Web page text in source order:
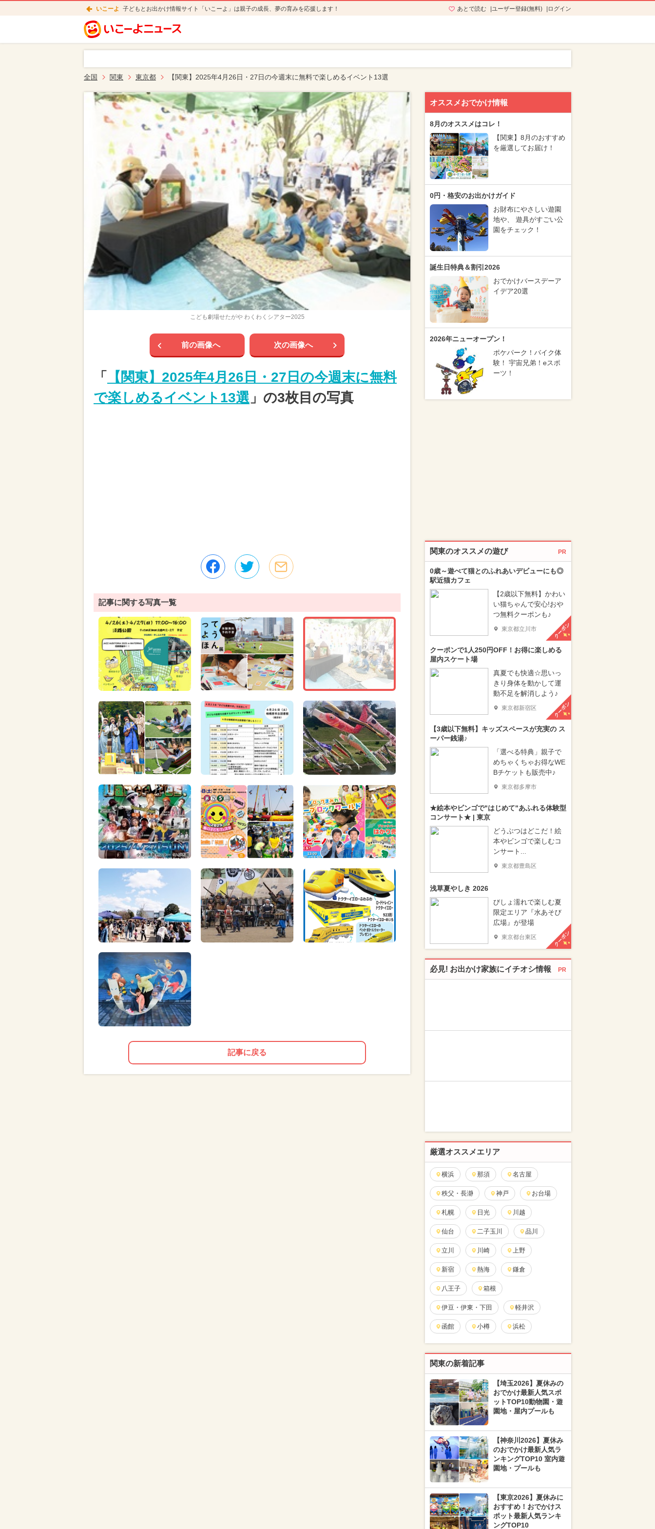
いこーよ 子どもとお出かけ情報サイト「いこーよ」は親子の成長、夢の育みを応援します！ あとで読む ユーザー登録(無料) ログイン
全国 関東 東京都 【関東】2025年4月26日・27日の今週末に無料で楽しめるイベント13選
こども劇場せたがや わくわくシアター2025
前の画像へ 次の画像へ
「
【関東】2025年4月26日・27日の今週末に無料
で楽しめるイベント13選 」の3枚目の写真
記事に関する写真一覧
記事に戻る
オススメおでかけ情報
8月のオススメはコレ！
【関東】8月のおすすめ
を厳選してお届け！
0円・格安のお出かけガイド
お財布にやさしい遊園
地や、 遊具がすごい公
園をチェック！
誕生日特典＆割引2026
おでかけバースデーア
イデア20選
2026年ニューオープン！
ポケパーク！バイク体
験！ 宇宙兄弟！eスポ
ーツ！
関東のオススメの遊び PR
0歳～遊べて猫とのふれあいデビューにも◎
駅近猫カフェ
【2歳以下無料】かわい
い猫ちゃんで安心!おや
つ無料クーポンも♪
東京都立川市 クーポン
クーポンで1人250円OFF！お得に楽しめる
屋内スケート場
真夏でも快適☆思いっ
きり身体を動かして運
動不足を解消しよう♪
東京都新宿区 クーポン
【3歳以下無料】キッズスペースが充実の ス
ーパー銭湯♪
「選べる特典」親子で
めちゃくちゃお得なWE
Bチケットも販売中♪
東京都多摩市
★絵本やビンゴで"はじめて"あふれる体験型
コンサート★ | 東京
どうぶつはどこだ！絵
本やビンゴで楽しむコ
ンサート...
東京都豊島区
浅草夏やしき 2026
びしょ濡れで楽しむ夏
限定エリア『水あそび
広場』が登場
東京都台東区 クーポン
必見! お出かけ家族にイチオシ情報 PR
厳選オススメエリア
横浜 那須 名古屋
秩父・長瀞 神戸 お台場
札幌 日光 川越
仙台 二子玉川 品川
立川 川崎 上野
新宿 熱海 鎌倉
八王子 箱根
伊豆・伊東・下田 軽井沢
函館 小樽 浜松
関東の新着記事
【埼玉2026】夏休みの
おでかけ最新人気スポ
ットTOP10動物園・遊
園地・屋内プールも
【神奈川2026】夏休み
のおでかけ最新人気ラ
ンキングTOP10 室内遊
園地・プールも
【東京2026】夏休みに
おすすめ！おでかけス
ポット最新人気ランキ
ングTOP10